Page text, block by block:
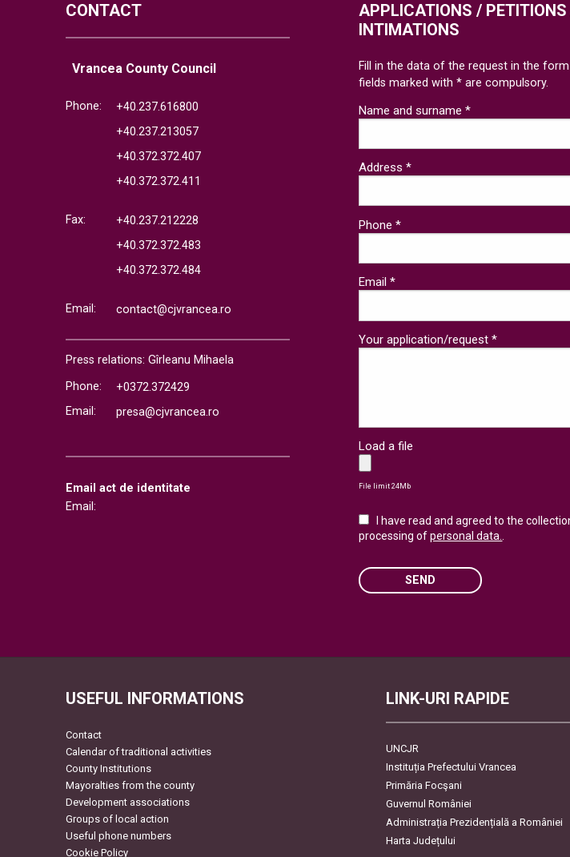
CONTACT
Vrancea County Council
Phone:
+40.237.616800
+40.237.213057
+40.372.372.407
+40.372.372.411
Fax:
+40.237.212228
+40.372.372.483
+40.372.372.484
Email: contact@cjvrancea.ro
Press relations: Gîrleanu Mihaela
Phone:
+0372.372429
Email:
presa@cjvrancea.ro
Email act de identitate
Email:
APPLICATIONS /
INTIMATIONS
Fill in the data of the request in the
fields marked with * are compulsory.
Name and surname *
Address *
Phone *
Email *
Your application/request *
Load a file
File limit 24Mb
I have read and agreed to the
processing ofpersonal data.
SEND
USEFUL INFORMATIONS
Contact
Calendar of traditional activities
County Institutions
Mayoralties from the county
Development associations
Groups of local action
Useful phone numbers
Cookie Policy
LINK-URI RAPIDE
UNCJR
Instituția Prefectului Vrancea
Primăria Focşani
Guvernul României
Administrația Prezidențială a României
Harta Județului